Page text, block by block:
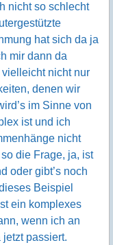
nicht so schlecht
hat sich da ja
mir dann da
nicht nur
denen wir
im Sinne von
ist und ich
nicht
die Frage, ja, ist
oder gibt’s noch
Beispiel
ein komplexes
wenn ich an
passiert.